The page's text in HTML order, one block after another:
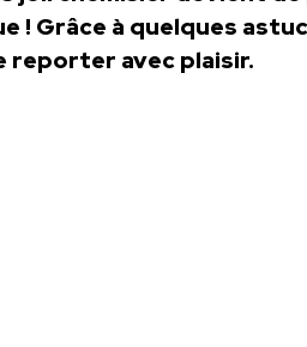
! Grâce à quelques
reporter avec plaisir.